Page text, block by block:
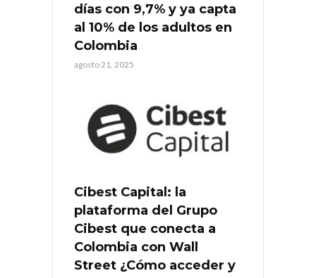
días con 9,7% y ya capta
al 10% de los adultos en
Colombia
agosto 21, 2025
Cibest Capital: la
plataforma del Grupo
Cibest que conecta a
Colombia con Wall
Street ¿Cómo acceder y